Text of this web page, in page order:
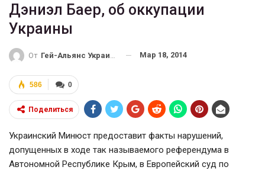
Дэниэл Баер, об оккупации
Украины
От Гей-Альянс Украина Мар 18, 2014
0
586
Поделиться
Украинский Минюст предоставит факты нарушений,
допущенных в ходе так называемого референдума в
Автономной Республике Крым, в Европейский суд по